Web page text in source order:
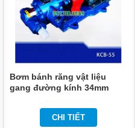
THIẾT
DÂN
THIẾT
BỊ
CÔNG
Bơm bánh răng vật liệu
gang đường kính 34mm
CHI TIẾT